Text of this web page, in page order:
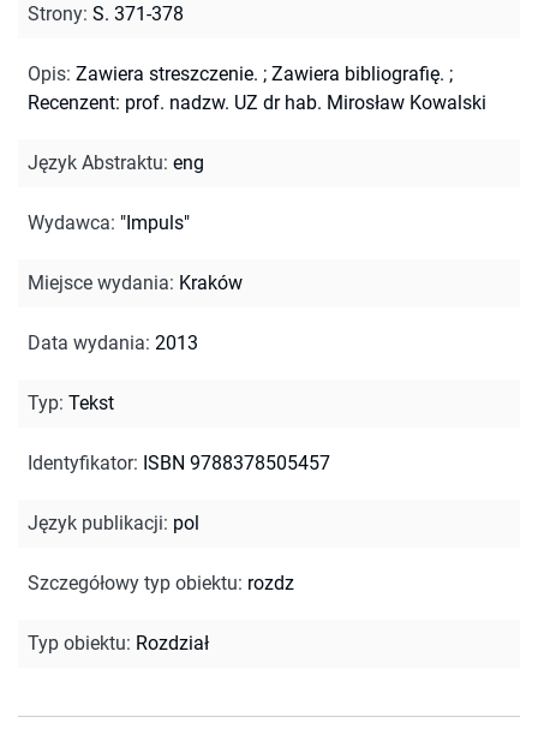
Strony: S. 371-378
Opis: Zawiera streszczenie. ; Zawiera bibliografię. ;
Recenzent: prof. nadzw. UZ dr hab. Mirosław Kowalski
Język Abstraktu: eng
Wydawca: "Impuls"
Miejsce wydania: Kraków
Data wydania: 2013
Typ: Tekst
Identyfikator: ISBN 9788378505457
Język publikacji: pol
Szczegółowy typ obiektu: rozdz
Typ obiektu: Rozdział